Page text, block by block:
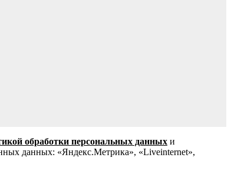
обработки персональных данных и
данных: «Яндекс.Метрика», «Liveinternet»,